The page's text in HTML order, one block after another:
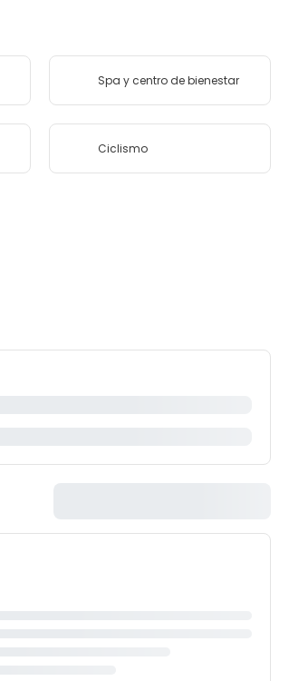
Spa y centro de bienestar
Ciclismo